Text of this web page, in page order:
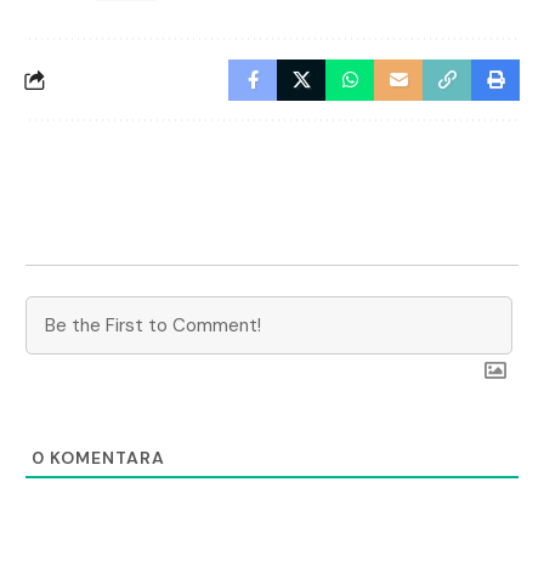
0 KOMENTARA